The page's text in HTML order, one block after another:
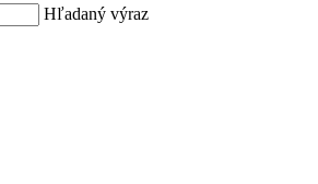
Hľadaný výraz